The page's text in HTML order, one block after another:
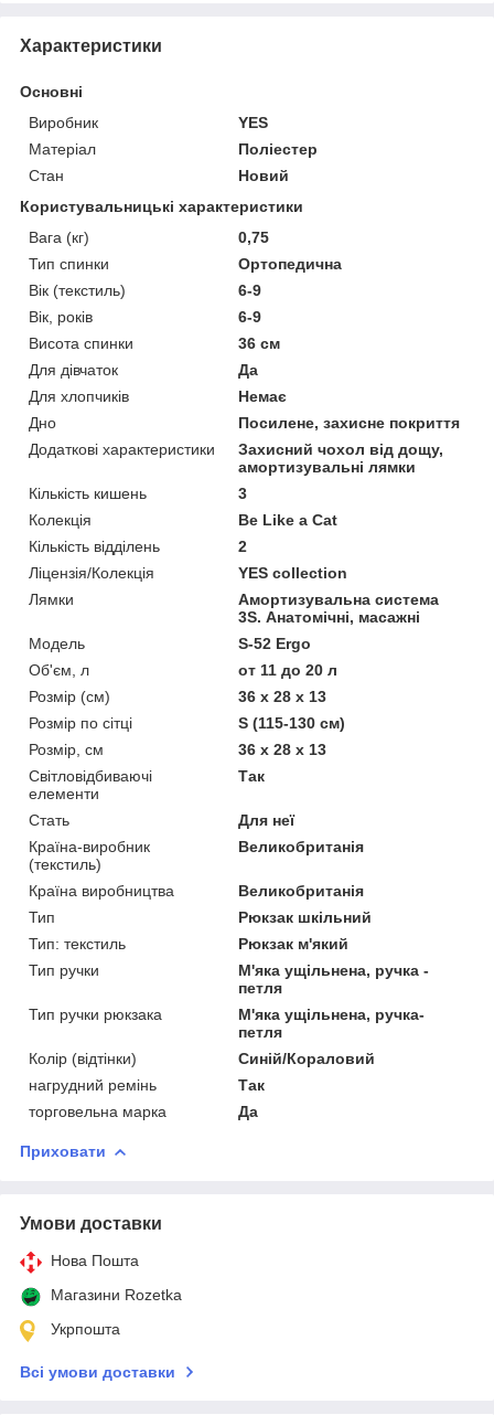
Характеристики
Основні
Виробник
YES
Матеріал
Поліестер
Стан
Новий
Користувальницькі характеристики
Вага (кг)
0,75
Тип спинки
Ортопедична
Вік (текстиль)
6-9
Вік, років
6-9
Висота спинки
36 см
Для дівчаток
Да
Для хлопчиків
Немає
Дно
Посилене, захисне покриття
Додаткові характеристики
Захисний чохол від дощу,
амортизувальні лямки
Кількість кишень
3
Колекція
Be Like a Cat
Кількість відділень
2
Ліцензія/Колекція
YES collection
Лямки
Амортизувальна система
3S. Анатомічні, масажні
Мoдель
S-52 Ergo
Об'єм, л
от 11 до 20 л
Розмір (см)
36 x 28 x 13
Розмір по сітці
S (115-130 см)
Розмір, см
36 x 28 x 13
Світловідбиваючі
елементи
Так
Стать
Для неї
Країна-виробник
(текстиль)
Великобританія
Країна виробництва
Великобританія
Тип
Рюкзак шкільний
Тип: текстиль
Рюкзак м'який
Тип ручки
М'яка ущільнена, ручка -
петля
Тип ручки рюкзака
М'яка ущільнена, ручка-
петля
Колір (відтінки)
Синій/Кораловий
нагрудний ремінь
Так
торговельна марка
Да
Приховати
Умови доставки
Нова Пошта
Магазини Rozetka
Укрпошта
Всі умови доставки